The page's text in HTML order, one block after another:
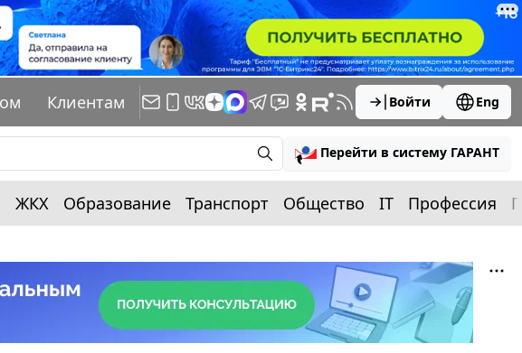
Клиентам Войти Eng
Перейти в систему ГАРАНТ
ЖКХ Образование Транспорт Общество IT Профессия